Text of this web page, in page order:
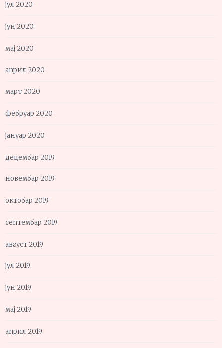
јул 2020
јун 2020
мај 2020
април 2020
март 2020
фебруар 2020
јануар 2020
децембар 2019
новембар 2019
октобар 2019
септембар 2019
август 2019
јул 2019
јун 2019
мај 2019
април 2019